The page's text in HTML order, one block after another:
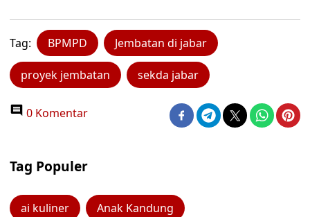
Tag: BPMPD Jembatan di jabar
proyek jembatan sekda jabar
0 Komentar
Tag Populer
ai kuliner Anak Kandung